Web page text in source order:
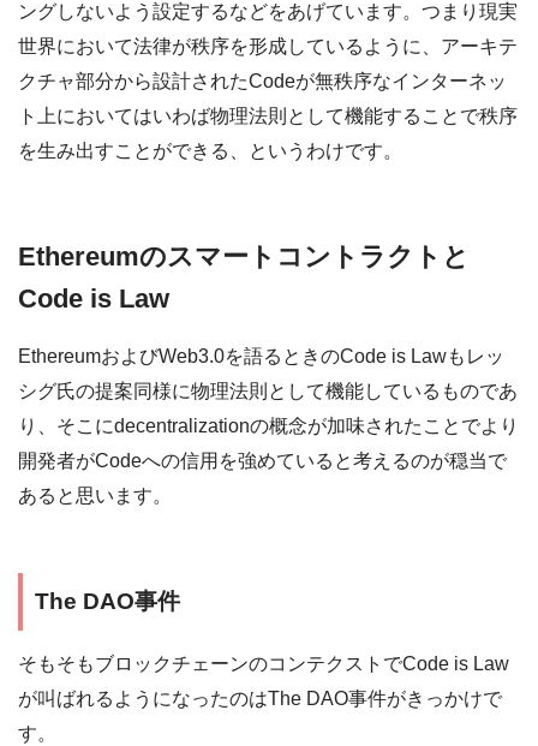
ングしないよう設定するなどをあげています。つまり現実
世界において法律が秩序を形成しているように、アーキテ
クチャ部分から設計されたCodeが無秩序なインターネッ
ト上においてはいわば物理法則として機能することで秩序
を生み出すことができる、というわけです。
Ethereumのスマートコントラクトと
Code is Law
EthereumおよびWeb3.0を語るときのCode is Lawもレッ
シグ氏の提案同様に物理法則として機能しているものであ
り、そこにdecentralizationの概念が加味されたことでより
開発者がCodeへの信用を強めていると考えるのが穏当で
あると思います。
The DAO事件
そもそもブロックチェーンのコンテクストでCode is Law
が叫ばれるようになったのはThe DAO事件がきっかけで
す。